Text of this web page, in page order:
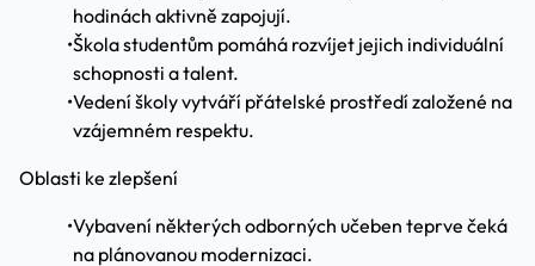
hodinách aktivně zapojují.
•Škola studentům pomáhá rozvíjet jejich individuální
schopnosti a talent.
•Vedení školy vytváří přátelské prostředí založené na
vzájemném respektu.
Oblasti ke zlepšení
•Vybavení některých odborných učeben teprve čeká
na plánovanou modernizaci.